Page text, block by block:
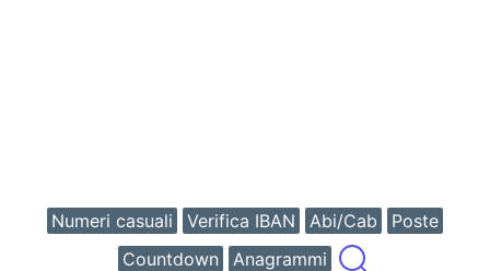
Numeri casuali Verifica IBAN Abi/Cab
Poste
Countdown
Anagrammi